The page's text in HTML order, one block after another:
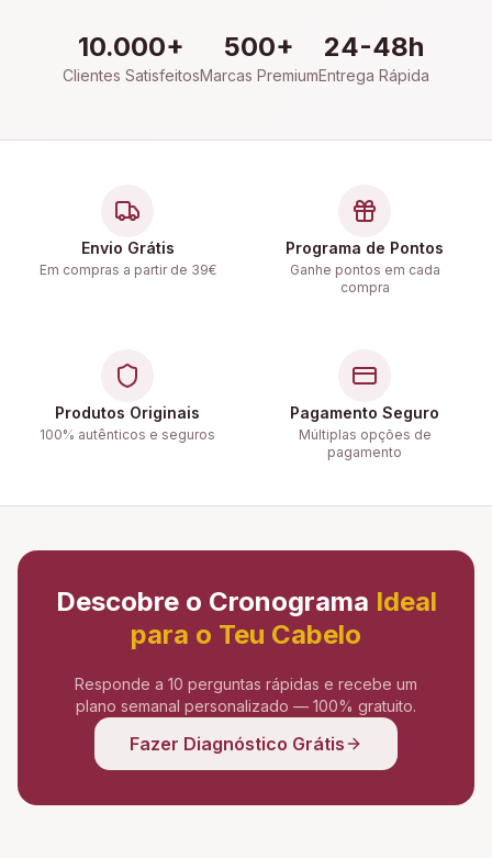
10.000+
Clientes Satisfeitos
500+
Marcas Premium
24-48h
Entrega Rápida
Envio Grátis
Em compras a partir de 39€
Programa de Pontos
Ganhe pontos em cada
compra
Produtos Originais
100% autênticos e seguros
Pagamento Seguro
Múltiplas opções de
pagamento
Descobre o Cronograma Ideal
para o Teu Cabelo
Responde a 10 perguntas rápidas e recebe um
plano semanal personalizado — 100% gratuito.
Fazer Diagnóstico Grátis